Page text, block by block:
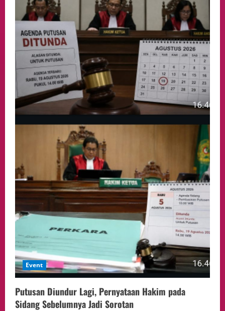
Event
Putusan Diundur Lagi, Pernyataan Hakim pada
Sidang Sebelumnya Jadi Sorotan